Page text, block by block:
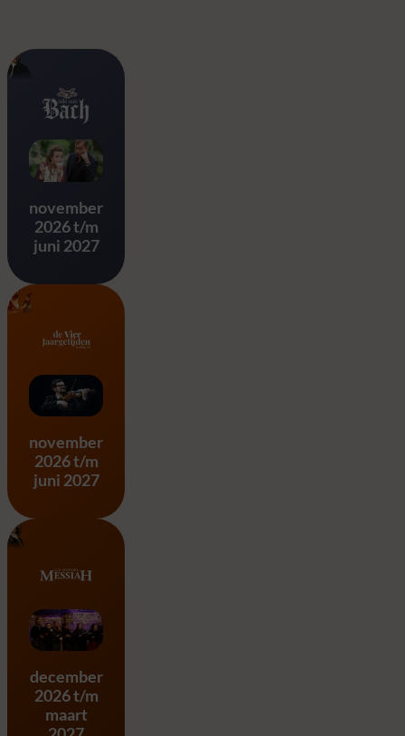
Ode aan Bach
november
2026 t/m
juni 2027
Vier Jaargetijden – A.
november
2026 t/m
juni 2027
Messiah – G.F. Händel
december
2026 t/m
maart